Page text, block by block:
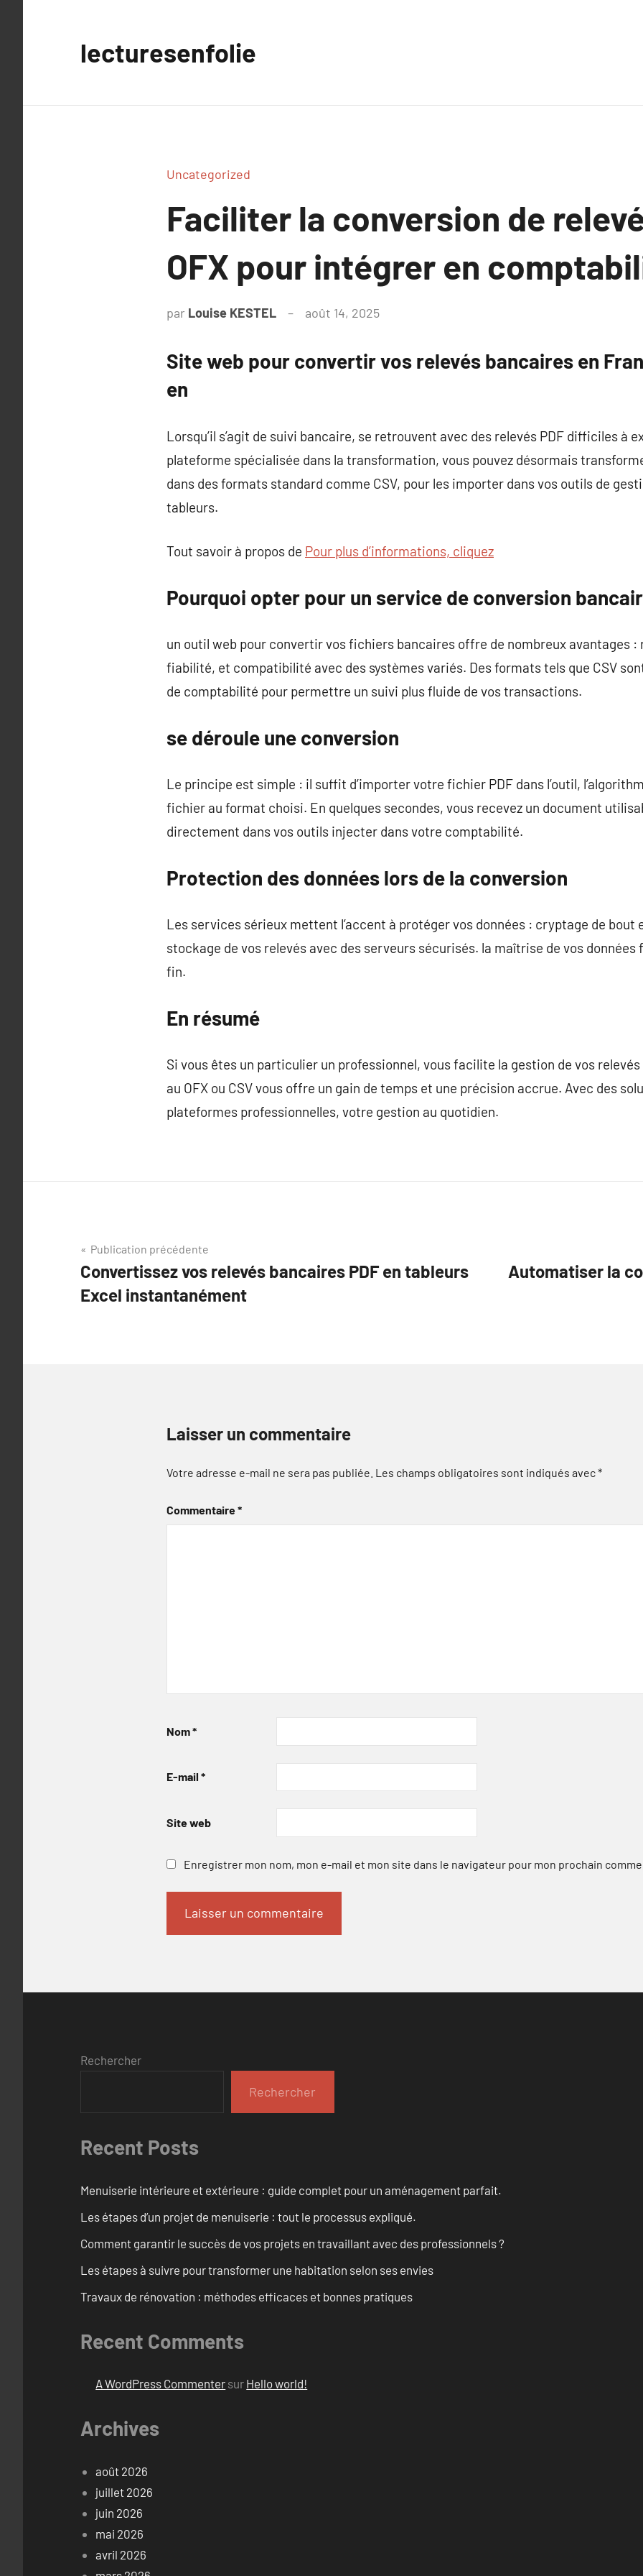
lecturesenfolie
Uncategorized
Faciliter la conversion de
OFX pour intégrer en
par Louise KESTEL août 14, 2025
Site web pour convertir vos relevés bancaires en
en
Lorsqu’il s’agit de suivi bancaire, se retrouvent avec des relevés PDF difficiles à
plateforme spécialisée dans la transformation, vous pouvez désormais
dans des formats standard comme CSV, pour les importer dans vos outils de
tableurs.
Tout savoir à propos de Pour plus d’informations, cliquez
Pourquoi opter pour un service de conversion
un outil web pour convertir vos fichiers bancaires offre de nombreux avantages :
fiabilité, et compatibilité avec des systèmes variés. Des formats tels que CSV
de comptabilité pour permettre un suivi plus fluide de vos transactions.
se déroule une conversion
Le principe est simple : il suffit d’importer votre fichier PDF dans l’outil,
fichier au format choisi. En quelques secondes, vous recevez un document
directement dans vos outils injecter dans votre comptabilité.
Protection des données lors de la conversion
Les services sérieux mettent l’accent à protéger vos données : cryptage de bout
stockage de vos relevés avec des serveurs sécurisés. la maîtrise de vos données
fin.
En résumé
Si vous êtes un particulier un professionnel, vous facilite la gestion de vos
au OFX ou CSV vous offre un gain de temps et une précision accrue. Avec des
plateformes professionnelles, votre gestion au quotidien.
Navigation
de
l’article
Publication précédente
Convertissez vos relevés bancaires PDF en tableurs
Excel instantanément
Automatiser la
Laisser un commentaire
Votre adresse e-mail ne sera pas publiée. Les champs obligatoires sont indiqués avec*
Commentaire*
Nom*
E-mail *
Site web
Enregistrer mon nom, mon e-mail et mon site dans le navigateur pour mon prochain
Rechercher
Rechercher
Recent Posts
Menuiserie intérieure et extérieure : guide complet pour un aménagement parfait.
Les étapes d’un projet de menuiserie : tout le processus expliqué.
Comment garantir le succès de vos projets en travaillant avec des professionnels ?
Les étapes à suivre pour transformer une habitation selon ses envies
Travaux de rénovation : méthodes efficaces et bonnes pratiques
Recent Comments
A WordPress Commenter sur Hello world!
Archives
août 2026
juillet 2026
juin 2026
mai 2026
avril 2026